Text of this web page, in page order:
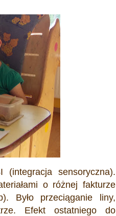
(integracja sensoryczna).
o różnej fakturze
Było przeciąganie liny,
Efekt ostatniego do